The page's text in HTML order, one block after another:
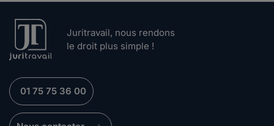
Juritravail, nous rendons
le droit plus simple !
01 75 75 36 00